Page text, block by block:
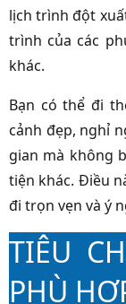
lịch trình đột
trình của các
khác.
Bạn có thể đi
cảnh đẹp, nghỉ
gian mà không
tiện khác. Điều
đi trọn vẹn và ý
TIÊU
PHÙ